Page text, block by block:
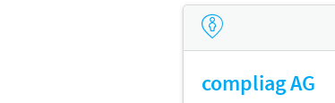
compliag AG